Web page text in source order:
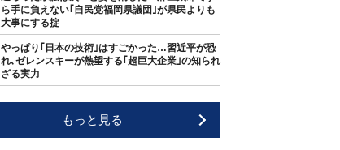
ら手に負えない｢自民党福岡県議団｣が県民よりも
大事にする掟
やっぱり｢日本の技術｣はすごかった…習近平が恐
れ､ゼレンスキーが熱望する｢超巨大企業｣の知られ
ざる実力
もっと見る